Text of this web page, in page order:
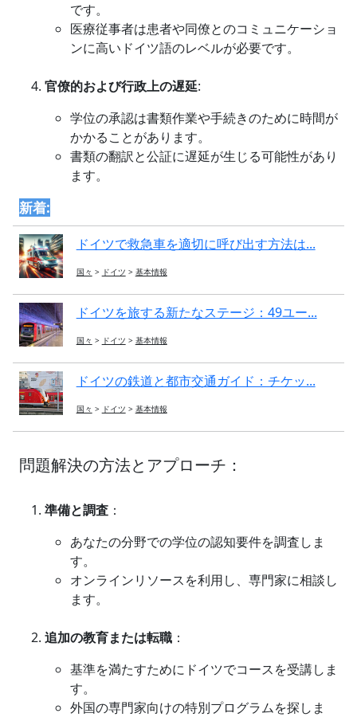
です。
医療従事者は患者や同僚とのコミュニケーショ
ンに高いドイツ語のレベルが必要です。
官僚的および行政上の遅延:
学位の承認は書類作業や手続きのために時間が
かかることがあります。
書類の翻訳と公証に遅延が生じる可能性があり
ます。
新着:
ドイツで救急車を適切に呼び出す方法は...
国々 > ドイツ > 基本情報
ドイツを旅する新たなステージ：49ユー...
国々 > ドイツ > 基本情報
ドイツの鉄道と都市交通ガイド：チケッ...
国々 > ドイツ > 基本情報
問題解決の方法とアプローチ：
準備と調査 ：
あなたの分野での学位の認知要件を調査しま
す。
オンラインリソースを利用し、専門家に相談し
ます。
追加の教育または転職 ：
基準を満たすためにドイツでコースを受講しま
す。
外国の専門家向けの特別プログラムを探しま